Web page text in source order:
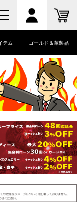
テム ゴールド＆革製品